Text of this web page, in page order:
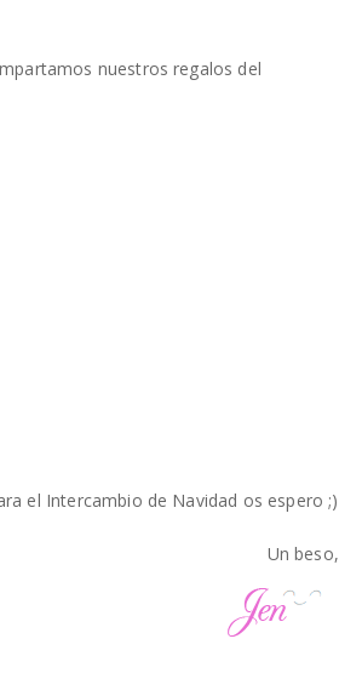
nuestros regalos del
el Intercambio de Navidad os espero ;)
Un beso,